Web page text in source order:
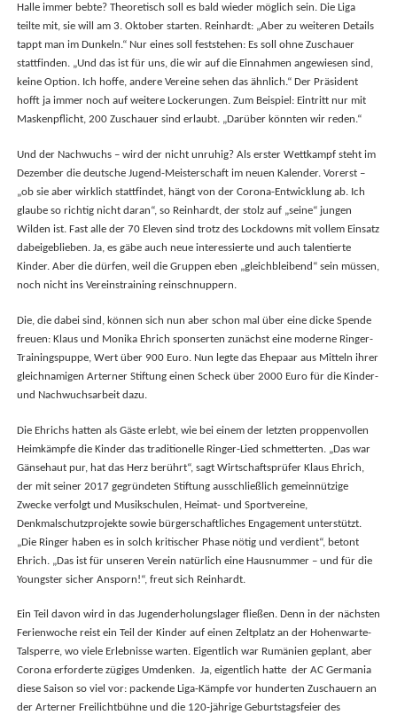
Halle immer bebte? Theoretisch soll es bald wieder möglich sein. Die Liga
teilte mit, sie will am 3. Oktober starten. Reinhardt: „Aber zu weiteren Details
tappt man im Dunkeln.“ Nur eines soll feststehen: Es soll ohne Zuschauer
stattfinden. „Und das ist für uns, die wir auf die Einnahmen angewiesen sind,
keine Option. Ich hoffe, andere Vereine sehen das ähnlich.“ Der Präsident
hofft ja immer noch auf weitere Lockerungen. Zum Beispiel: Eintritt nur mit
Maskenpflicht, 200 Zuschauer sind erlaubt. „Darüber könnten wir reden.“
Und der Nachwuchs – wird der nicht unruhig? Als erster Wettkampf steht im
Dezember die deutsche Jugend-Meisterschaft im neuen Kalender. Vorerst –
„ob sie aber wirklich stattfindet, hängt von der Corona-Entwicklung ab. Ich
glaube so richtig nicht daran“, so Reinhardt, der stolz auf „seine“ jungen
Wilden ist. Fast alle der 70 Eleven sind trotz des Lockdowns mit vollem Einsatz
dabeigeblieben. Ja, es gäbe auch neue interessierte und auch talentierte
Kinder. Aber die dürfen, weil die Gruppen eben „gleichbleibend“ sein müssen,
noch nicht ins Vereinstraining reinschnuppern.
Die, die dabei sind, können sich nun aber schon mal über eine dicke Spende
freuen: Klaus und Monika Ehrich sponserten zunächst eine moderne Ringer-
Trainingspuppe, Wert über 900 Euro. Nun legte das Ehepaar aus Mitteln ihrer
gleichnamigen Arterner Stiftung einen Scheck über 2000 Euro für die Kinder-
und Nachwuchsarbeit dazu.
Die Ehrichs hatten als Gäste erlebt, wie bei einem der letzten proppenvollen
Heimkämpfe die Kinder das traditionelle Ringer-Lied schmetterten. „Das war
Gänsehaut pur, hat das Herz berührt“, sagt Wirtschaftsprüfer Klaus Ehrich,
der mit seiner 2017 gegründeten Stiftung ausschließlich gemeinnützige
Zwecke verfolgt und Musikschulen, Heimat- und Sportvereine,
Denkmalschutzprojekte sowie bürgerschaftliches Engagement unterstützt.
„Die Ringer haben es in solch kritischer Phase nötig und verdient“, betont
Ehrich. „Das ist für unseren Verein natürlich eine Hausnummer – und für die
Youngster sicher Ansporn!“, freut sich Reinhardt.
Ein Teil davon wird in das Jugenderholungslager fließen. Denn in der nächsten
Ferienwoche reist ein Teil der Kinder auf einen Zeltplatz an der Hohenwarte-
Talsperre, wo viele Erlebnisse warten. Eigentlich war Rumänien geplant, aber
Corona erforderte zügiges Umdenken. Ja, eigentlich hatte der AC Germania
diese Saison so viel vor: packende Liga-Kämpfe vor hunderten Zuschauern an
der Arterner Freilichtbühne und die 120-jährige Geburtstagsfeier des